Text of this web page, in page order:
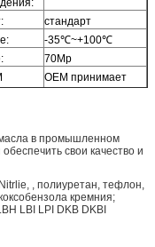
стандарт
-35℃~+100℃
70Mp
OEM принимает
Подгоняйте
особенные
в промышленном
свои качество и
, полиуретан, тефлон,
кремния;
LBI LPI DKB DKBI